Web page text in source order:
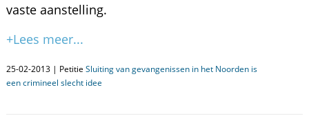
vaste aanstelling.
+Lees meer...
25-02-2013 | Petitie Sluiting van gevangenissen in het Noorden is
een crimineel slecht idee